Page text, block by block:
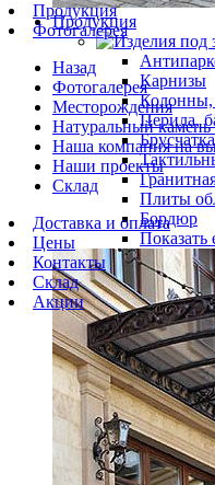
Продукция
Карнизы
Колонны,
Перила,
Брусчатка
Плиты
Бордюр
Показать
Продукция
Фотогалерея
Назад
Фотогалерея
Месторождения
Натуральный камень
Наша компания на
Наши проекты
Склад
Доставка и оплата
Цены
Контакты
Склад
Акции